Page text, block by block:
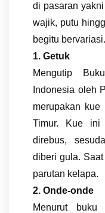
di pasaran
wajik, putu
begitu bervariasi.
1. Getuk
Mengutip
Indonesia oleh
merupakan
Timur. Kue ini
direbus,
diberi gula.
parutan kelapa.
2. Onde-onde
Menurut buku